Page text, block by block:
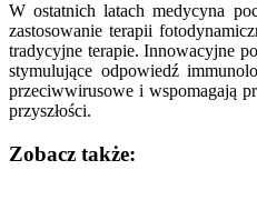
W ostatnich latach medycyna
zastosowanie terapii
tradycyjne terapie. Innowacyjne
stymulujące odpowiedź
przeciwwirusowe i wspomagają
przyszłości.
Zobacz także: